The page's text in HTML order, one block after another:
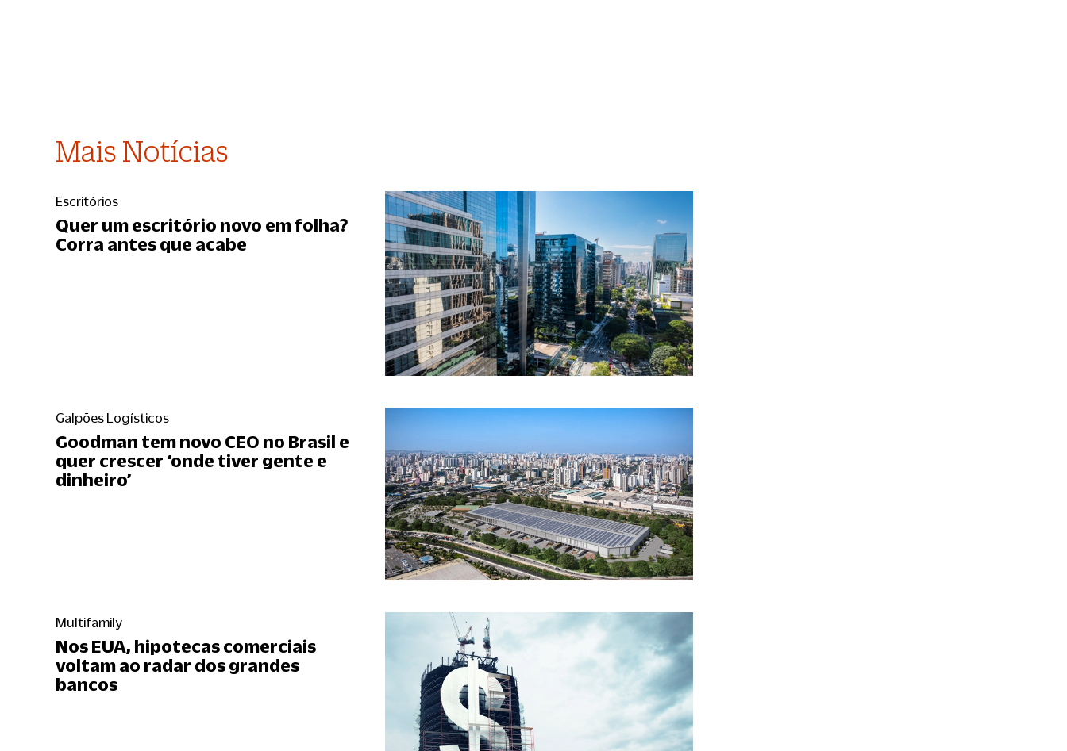
Mais Notícias
Escritórios
Quer um escritório novo em folha?
Corra antes que acabe
Galpões Logísticos
Goodman tem novo CEO no Brasil e
quer crescer ‘onde tiver gente e
dinheiro’
Multifamily
Nos EUA, hipotecas comerciais
voltam ao radar dos grandes
bancos